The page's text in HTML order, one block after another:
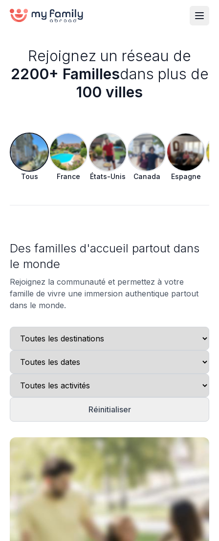
Rejoignez un réseau de
2200+ Famillesdans plus de
100 villes
Tous France États-Unis Canada Espagne
Des familles d'accueil partout dans
le monde
Rejoignez la communauté et permettez à votre
famille de vivre une immersion authentique partout
dans le monde.
Réinitialiser